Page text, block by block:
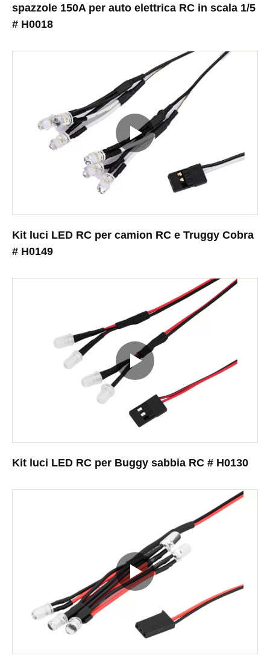
spazzole 150A per auto elettrica RC in scala 1/5
# H0018
Kit luci LED RC per camion RC e Truggy Cobra
# H0149
Kit luci LED RC per Buggy sabbia RC # H0130